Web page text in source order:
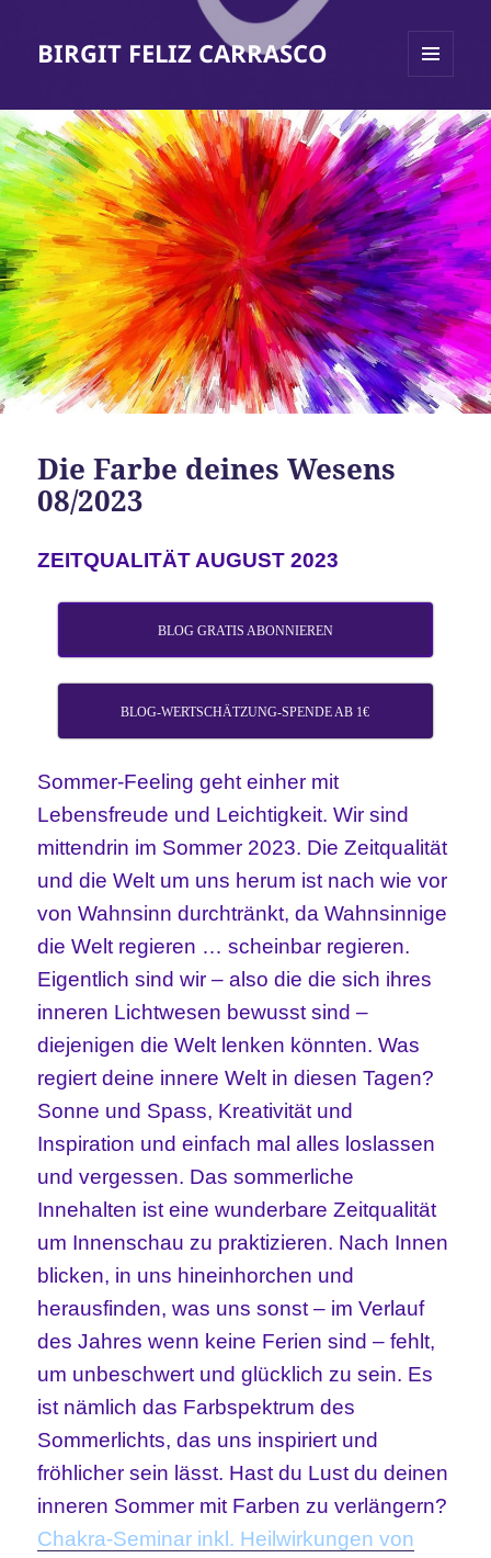
BIRGIT FELIZ CARRASCO
WIDGETS
Die Farbe deines Wesens
08/2023
ZEITQUALITÄT AUGUST 2023
BLOG GRATIS ABONNIEREN
BLOG-WERTSCHÄTZUNG-SPENDE AB 1€
Sommer-Feeling geht einher mit
Lebensfreude und Leichtigkeit. Wir sind
mittendrin im Sommer 2023. Die Zeitqualität
und die Welt um uns herum ist nach wie vor
von Wahnsinn durchtränkt, da Wahnsinnige
die Welt regieren … scheinbar regieren.
Eigentlich sind wir – also die die sich ihres
inneren Lichtwesen bewusst sind –
diejenigen die Welt lenken könnten. Was
regiert deine innere Welt in diesen Tagen?
Sonne und Spass, Kreativität und
Inspiration und einfach mal alles loslassen
und vergessen. Das sommerliche
Innehalten ist eine wunderbare Zeitqualität
um Innenschau zu praktizieren. Nach Innen
blicken, in uns hineinhorchen und
herausfinden, was uns sonst – im Verlauf
des Jahres wenn keine Ferien sind – fehlt,
um unbeschwert und glücklich zu sein. Es
ist nämlich das Farbspektrum des
Sommerlichts, das uns inspiriert und
fröhlicher sein lässt. Hast du Lust du deinen
inneren Sommer mit Farben zu verlängern?
Chakra-Seminar inkl. Heilwirkungen von